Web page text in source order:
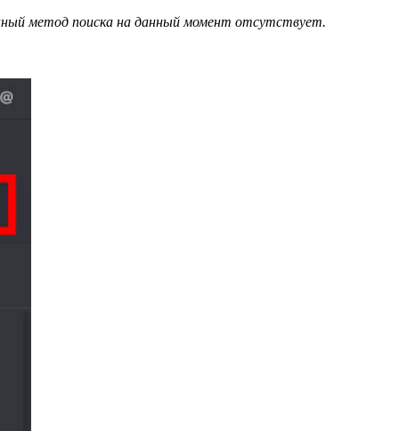
метод поиска на данный момент отсутствует.